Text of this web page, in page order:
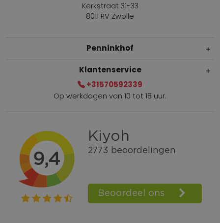
Kerkstraat 31-33
8011 RV Zwolle
Penninkhof
Gratis verzending vanaf € 100,=
Bel +31570592339
Spaarpunten
Shop the Look
Telefonisch bestellen ook mogelijk
Klantenservice
+31570592339
Op werkdagen van 10 tot 18 uur.